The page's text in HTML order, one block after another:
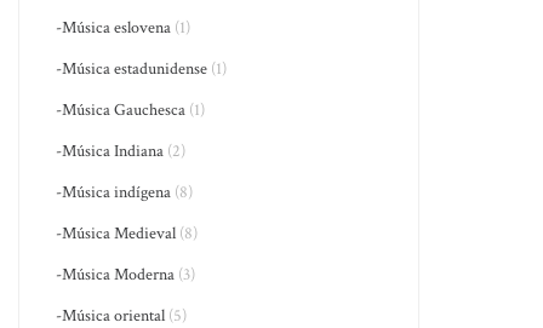
-Música eslovena (1)
-Música estadunidense (1)
-Música Gauchesca (1)
-Música Indiana (2)
-Música indígena (8)
-Música Medieval (8)
-Música Moderna (3)
-Música oriental (5)